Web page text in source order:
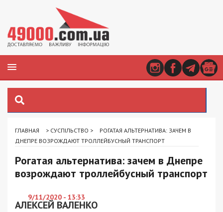
ГЛАВНАЯ > СУСПІЛЬСТВО >
РОГАТАЯ АЛЬТЕРНАТИВА: ЗАЧЕМ В
ДНЕПРЕ ВОЗРОЖДАЮТ ТРОЛЛЕЙБУСНЫЙ ТРАНСПОРТ
Рогатая альтернатива: зачем в Днепре
возрождают троллейбусный транспорт
9/11/2020 - 13:33
АЛЕКСЕЙ ВАЛЕНКО